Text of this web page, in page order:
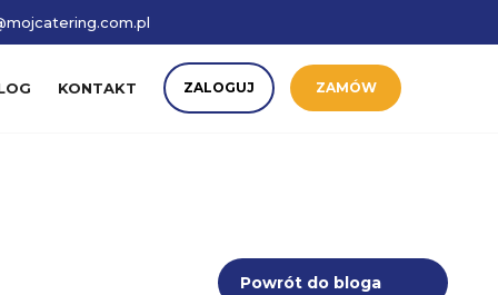
KONTAKT ZALOGUJ ZAMÓW
Powrót do bloga